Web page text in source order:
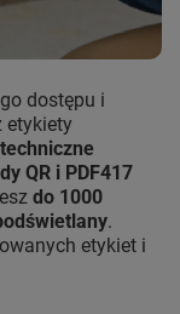
dostępu i
etykiety
QR i PDF417
do 1000
.
etykiet i